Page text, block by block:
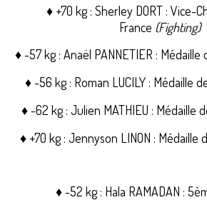
♦ +70 kg : Sherley DORT : Vice-
France (Fighting)
♦ -57 kg : Anaël PANNETIER :
♦ -56 kg : Roman LUCILY : Médaille
♦ -62 kg : Julien MATHIEU : Médaille
♦ +70 kg : Jennyson LINON : Médaille
♦ -52 kg : Hala RAMADAN :